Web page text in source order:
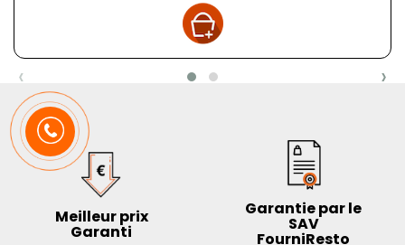
‹ ›
Meilleur prix
Garanti
Garantie par le
SAV
FourniResto